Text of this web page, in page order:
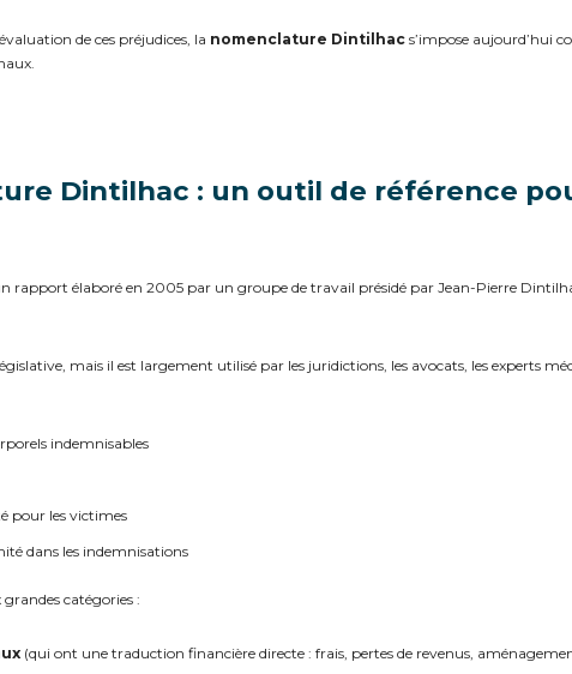
de ces préjudices, la nomenclature Dintilhac s’impose aujourd’hui
Dintilhac : un outil de référence
rapport élaboré en 2005 par un groupe de travail présidé par Jean-Pierre
mais il est largement utilisé par les juridictions, les avocats, les experts
indemnisables
pour les victimes
dans les indemnisations
catégories :
(qui ont une traduction financière directe : frais, pertes de revenus,